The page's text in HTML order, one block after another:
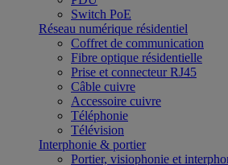
Switch PoE
Réseau numérique résidentiel
Coffret de communication
Fibre optique résidentielle
Prise et connecteur RJ45
Câble cuivre
Accessoire cuivre
Téléphonie
Télévision
Interphonie & portier
Portier, visiophonie et